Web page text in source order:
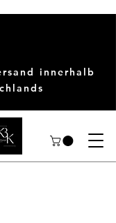
innerhalb